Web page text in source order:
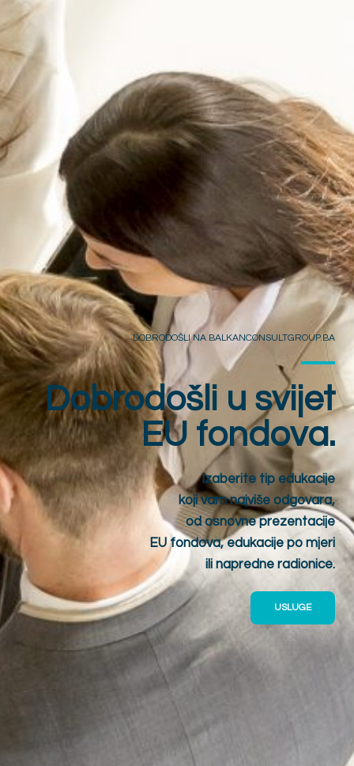
DOBRODOŠLI NA BALKANCONSULTGROUP.BA
Dobrodošli u svijet
EU fondova.
Izaberite tip edukacije
koji vam najviše odgovara,
od osnovne prezentacije
EU fondova, edukacije po mjeri
ili napredne radionice.
USLUGE